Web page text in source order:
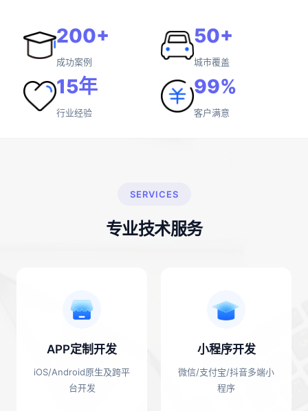
200+
成功案例
50+
城市覆盖
15年
行业经验
99%
客户满意
SERVICES
专业技术服务
APP定制开发
iOS/Android原生及跨平
台开发
小程序开发
微信/支付宝/抖音多端小
程序